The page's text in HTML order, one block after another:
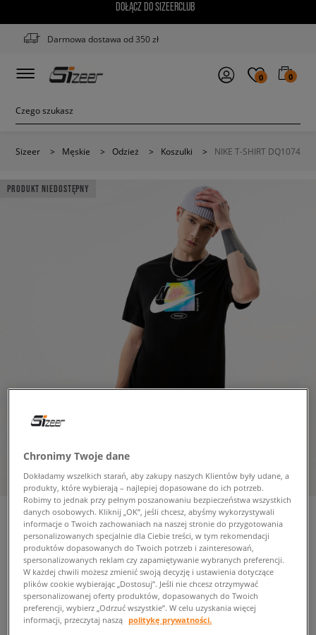
DOŁĄCZ DO SIZEERCLUB
Darmowa dostawa od 350 zł
0 0
Sizeer > Męskie > Odzież > Koszulki > NIKE T-SHIRT DQ1074
PRODUKT NIEDOSTĘPNY
NIKE T-SHIRT DQ1074
męskie, koszulki
99,99 zł z VAT
Chronimy Twoje dane
Dokładamy wszelkich starań, aby zakupy naszych Klientów były udane, a
produkty, które wybierają – najlepiej dopasowane do ich potrzeb.
Robimy to jednak przy pełnym poszanowaniu bezpieczeństwa wszystkich
danych osobowych. Kliknij „OK”, jeśli chcesz, abyśmy wykorzystywali
informacje o Twoich zachowaniach na naszej stronie do przygotowania
personalizowanych specjalnie dla Ciebie treści, w tym rekomendacji
produktów dopasowanych do Twoich potrzeb i zainteresowań,
spersonalizowanych reklam czy zapamiętywanie wybranych preferencji.
W każdej chwili możesz zmienić swoją decyzję i ustawienia dotyczące
plików cookie wybierając „Dostosuj”. Jeśli nie chcesz otrzymywać
spersonalizowanej oferty produktów, dopasowanych do Twoich
preferencji, wybierz „Odrzuć wszystkie”. W celu uzyskania więcej
informacji, przeczytaj naszą politykę prywatności.